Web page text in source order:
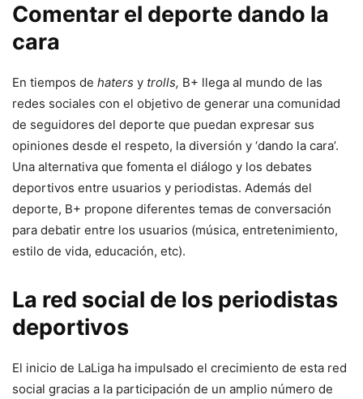
Comentar el deporte dando la
cara
En tiempos de haters y trolls, B+ llega al mundo de las
redes sociales con el objetivo de generar una comunidad
de seguidores del deporte que puedan expresar sus
opiniones desde el respeto, la diversión y ‘dando la cara’.
Una alternativa que fomenta el diálogo y los debates
deportivos entre usuarios y periodistas. Además del
deporte, B+ propone diferentes temas de conversación
para debatir entre los usuarios (música, entretenimiento,
estilo de vida, educación, etc).
La red social de los periodistas
deportivos
El inicio de LaLiga ha impulsado el crecimiento de esta red
social gracias a la participación de un amplio número de